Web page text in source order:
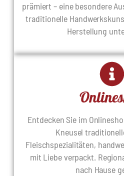
prämiert – eine besondere
traditionelle
Herstellung
Entdecken Sie im
Kneusel
Fleischspezialitäten,
mit Liebe verpackt.
nach Hause